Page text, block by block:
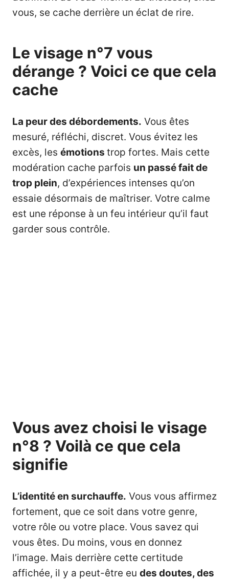
vous, se cache derrière un éclat de rire.
Le visage n°7 vous
dérange ? Voici ce que cela
cache
La peur des débordements. Vous êtes
mesuré, réfléchi, discret. Vous évitez les
excès, les émotions trop fortes. Mais cette
modération cache parfois un passé fait de
trop plein, d’expériences intenses qu’on
essaie désormais de maîtriser. Votre calme
est une réponse à un feu intérieur qu’il faut
garder sous contrôle.
Vous avez choisi le visage
n°8 ? Voilà ce que cela
signifie
L’identité en surchauffe. Vous vous affirmez
fortement, que ce soit dans votre genre,
votre rôle ou votre place. Vous savez qui
vous êtes. Du moins, vous en donnez
l’image. Mais derrière cette certitude
affichée, il y a peut-être eu des doutes, des